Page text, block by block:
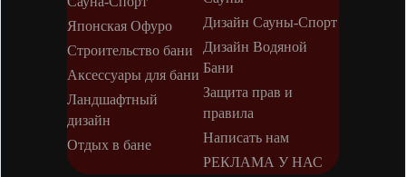
Японская Офуро
Строительство бани
Аксессуары для бани
Ландшафтный
дизайн
Отдых в бане
Дизайн Сауны-Спорт
Дизайн Водяной
Бани
Защита прав и
правила
Написать нам
РЕКЛАМА У НАС